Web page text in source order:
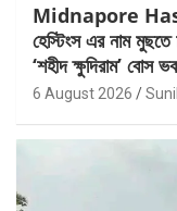
Midnapore
হেস্টিংস এর নাম মুছতে
‘শহীদ ক্ষুদিরাম’ বোস
6 August 2026